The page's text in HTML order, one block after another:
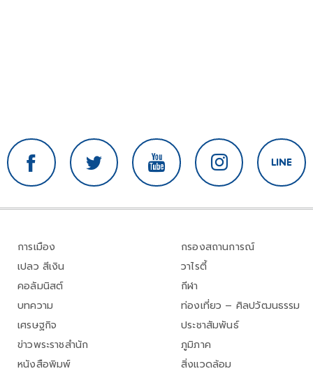
การเมือง
เปลว สีเงิน
คอลัมนิสต์
บทความ
เศรษฐกิจ
ข่าวพระราชสำนัก
หนังสือพิมพ์
กรองสถานการณ์
วาไรตี้
กีฬา
ท่องเที่ยว – ศิลปวัฒนธรรม
ประชาสัมพันธ์
ภูมิภาค
สิ่งแวดล้อม